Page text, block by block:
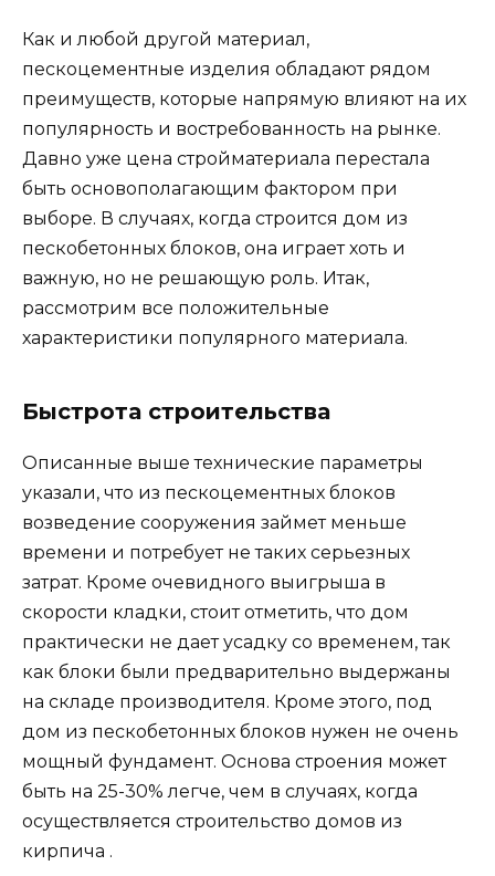
Как и любой другой материал,
пескоцементные изделия обладают рядом
преимуществ, которые напрямую влияют на их
популярность и востребованность на рынке.
Давно уже цена стройматериала перестала
быть основополагающим фактором при
выборе. В случаях, когда строится дом из
пескобетонных блоков, она играет хоть и
важную, но не решающую роль. Итак,
рассмотрим все положительные
характеристики популярного материала.
Быстрота строительства
Описанные выше технические параметры
указали, что из пескоцементных блоков
возведение сооружения займет меньше
времени и потребует не таких серьезных
затрат. Кроме очевидного выигрыша в
скорости кладки, стоит отметить, что дом
практически не дает усадку со временем, так
как блоки были предварительно выдержаны
на складе производителя. Кроме этого, под
дом из пескобетонных блоков нужен не очень
мощный фундамент. Основа строения может
быть на 25-30% легче, чем в случаях, когда
осуществляется строительство домов из
кирпича .